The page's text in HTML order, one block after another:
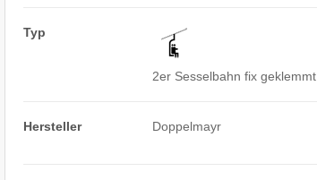
Typ
2er Sesselbahn fix geklemmt
Hersteller Doppelmayr